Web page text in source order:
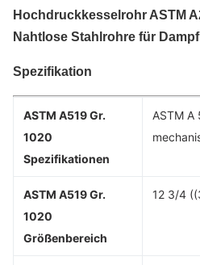
Hochdruckkesselrohr ASTM
Nahtlose Stahlrohre für
Spezifikation
ASTM A519 Gr.
1020
Spezifikationen
ASTM
ASTM A519 Gr.
1020
Größenbereich
12 3/4